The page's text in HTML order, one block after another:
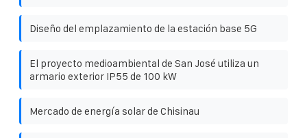
Diseño del emplazamiento de la estación base 5G
El proyecto medioambiental de San José utiliza un
armario exterior IP55 de 100 kW
Mercado de energía solar de Chisinau